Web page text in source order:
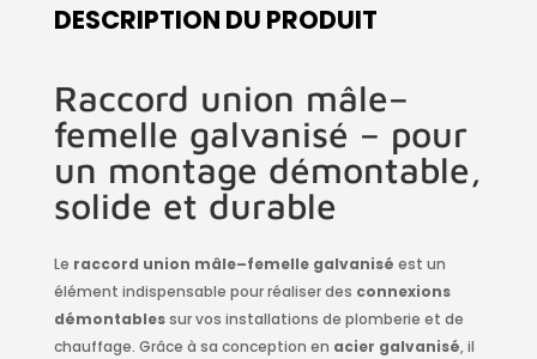
DESCRIPTION DU PRODUIT
Raccord union mâle–
femelle galvanisé – pour
un montage démontable,
solide et durable
Le raccord union mâle–femelle galvanisé est un
élément indispensable pour réaliser des connexions
démontablessur vos installations de plomberie et de
chauffage. Grâce à sa conception en acier galvanisé, il